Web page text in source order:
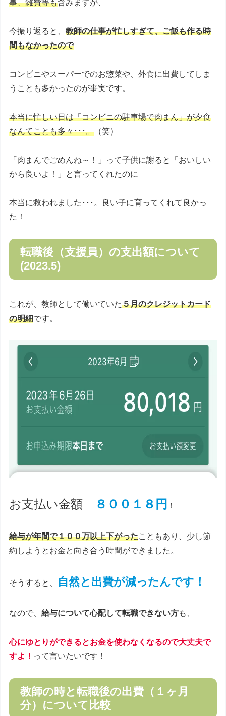
事、雑費等も含みますが、
今振り返ると、教師の仕事が忙しすぎて、ご飯も作る時
間もなかったので
コンビニやスーパーでのお惣菜や、外食に出費してしま
うことも多かったのが事実です。
本当に忙しい日は「コンビニの駐車場で肉まん」が夕食
なんてことも多々･･･。 （笑）
「肉まんでごめんね～！」って子供に謝ると「おいしい
から良いよ！」と言ってくれたのに
本当に救われました･･･。良い子に育ってくれて良かっ
た！
転職後（支援員）の支出額について
(2023.5)
これが、教師として働いていた５月のクレジットカード
の明細です。
お支払い金額 ８００１８円 ！
給与が年間で１００万以上下がったこともあり、少し節
約しようとお金と向き合う時間ができました。
そうすると、 自然と出費が減ったんです！
なので、給与について心配して転職できない方も、
心にゆとりができるとお金を使わなくなるので大丈夫で
すよ！ って言いたいです！
教師の時と転職後の出費（１ヶ月
分）について比較